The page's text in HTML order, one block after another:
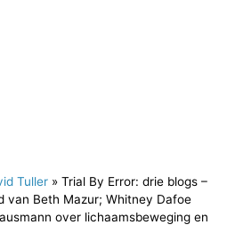
Tuller » Trial By Error: drie blogs –
van Beth Mazur; Whitney Dafoe
over lichaamsbeweging en